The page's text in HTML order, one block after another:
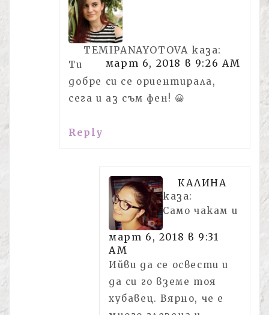
TEMIPANAYOTOVA каза:
март 6, 2018 в 9:26 AM
Ти
добре си се ориентирала,
сега и аз съм фен! 😀
Reply
КАЛИНА
каза:
март 6, 2018 в 9:31
AM
Само чакам и
Ийви да се освести и
да си го вземе тоя
хубавец. Вярно, че е